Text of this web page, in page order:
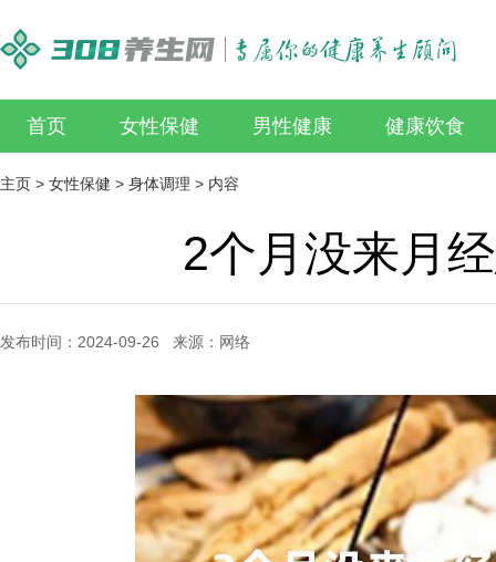
首页 女性保健 男性健康 健康饮食
主页 > 女性保健 > 身体调理 > 内容
2个月没来月
发布时间：2024-09-26 来源：网络